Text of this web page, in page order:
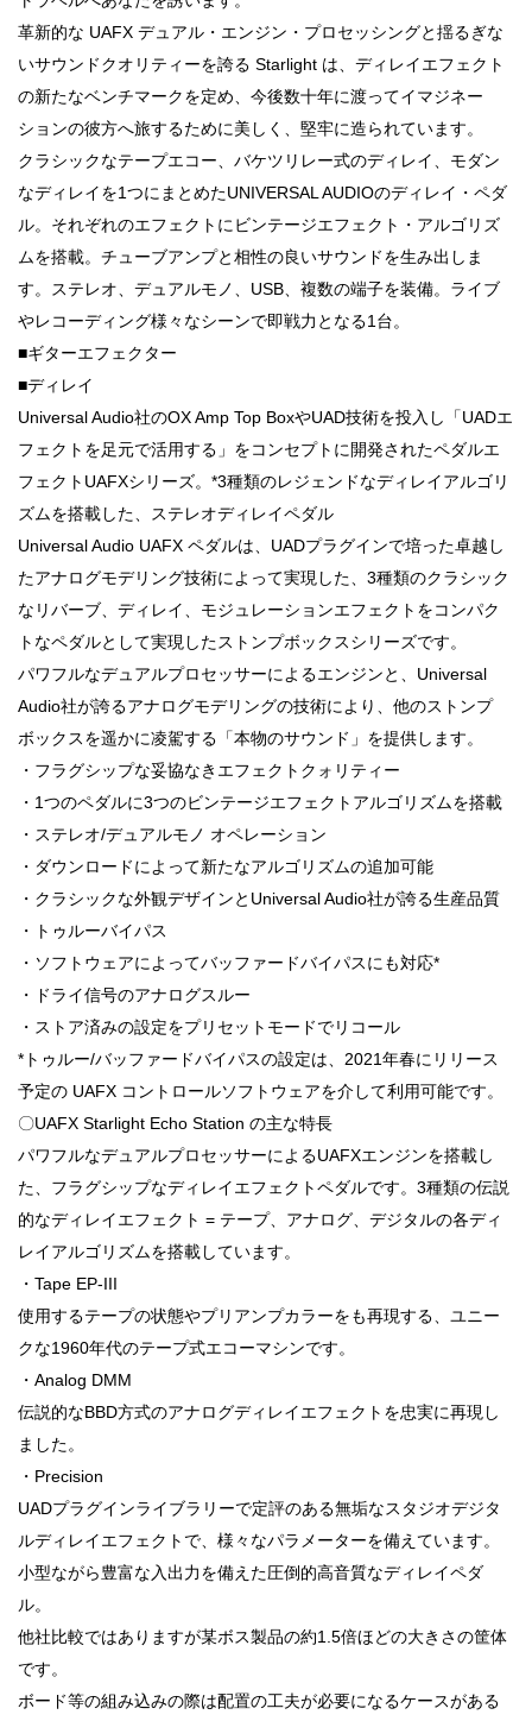
革新的な UAFX デュアル・エンジン・プロセッシングと揺るぎな
いサウンドクオリティーを誇る Starlight は、ディレイエフェクト
の新たなベンチマークを定め、今後数十年に渡ってイマジネー
ションの彼方へ旅するために美しく、堅牢に造られています。
クラシックなテープエコー、バケツリレー式のディレイ、モダン
なディレイを1つにまとめたUNIVERSAL AUDIOのディレイ・ペダ
ル。それぞれのエフェクトにビンテージエフェクト・アルゴリズ
ムを搭載。チューブアンプと相性の良いサウンドを生み出しま
す。ステレオ、デュアルモノ、USB、複数の端子を装備。ライブ
やレコーディング様々なシーンで即戦力となる1台。
■ギターエフェクター
■ディレイ
Universal Audio社のOX Amp Top BoxやUAD技術を投入し「UADエ
フェクトを足元で活用する」をコンセプトに開発されたペダルエ
フェクトUAFXシリーズ。*3種類のレジェンドなディレイアルゴリ
ズムを搭載した、ステレオディレイペダル
Universal Audio UAFX ペダルは、UADプラグインで培った卓越し
たアナログモデリング技術によって実現した、3種類のクラシック
なリバーブ、ディレイ、モジュレーションエフェクトをコンパク
トなペダルとして実現したストンプボックスシリーズです。
パワフルなデュアルプロセッサーによるエンジンと、Universal
Audio社が誇るアナログモデリングの技術により、他のストンプ
ボックスを遥かに凌駕する「本物のサウンド」を提供します。
・フラグシップな妥協なきエフェクトクォリティー
・1つのペダルに3つのビンテージエフェクトアルゴリズムを搭載
・ステレオ/デュアルモノ オペレーション
・ダウンロードによって新たなアルゴリズムの追加可能
・クラシックな外観デザインとUniversal Audio社が誇る生産品質
・トゥルーバイパス
・ソフトウェアによってバッファードバイパスにも対応*
・ドライ信号のアナログスルー
・ストア済みの設定をプリセットモードでリコール
*トゥルー/バッファードバイパスの設定は、2021年春にリリース
予定の UAFX コントロールソフトウェアを介して利用可能です。
〇UAFX Starlight Echo Station の主な特長
パワフルなデュアルプロセッサーによるUAFXエンジンを搭載し
た、フラグシップなディレイエフェクトペダルです。3種類の伝説
的なディレイエフェクト = テープ、アナログ、デジタルの各ディ
レイアルゴリズムを搭載しています。
・Tape EP-III
使用するテープの状態やプリアンプカラーをも再現する、ユニー
クな1960年代のテープ式エコーマシンです。
・Analog DMM
伝説的なBBD方式のアナログディレイエフェクトを忠実に再現し
ました。
・Precision
UADプラグインライブラリーで定評のある無垢なスタジオデジタ
ルディレイエフェクトで、様々なパラメーターを備えています。
小型ながら豊富な入出力を備えた圧倒的高音質なディレイペダ
ル。
他社比較ではありますが某ボス製品の約1.5倍ほどの大きさの筐体
です。
ボード等の組み込みの際は配置の工夫が必要になるケースがある